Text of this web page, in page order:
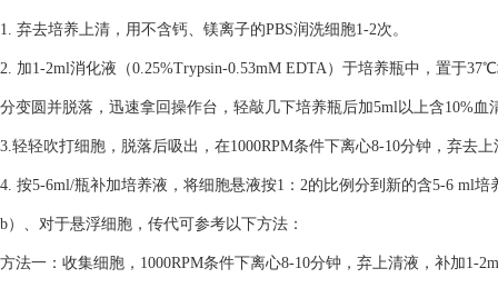
1. 弃去培养上清，用不含钙、镁离子的PBS润洗细胞1-2次。
2. 加1-2ml消化液（0.25%Trypsin-0.53mM EDTA）于培养瓶中，置于
分变圆并脱落，迅速拿回操作台，轻敲几下培养瓶后加5ml以上含10%血
3.轻轻吹打细胞，脱落后吸出，在1000RPM条件下离心8-10分钟，弃去
4. 按5-6ml/瓶补加培养液，将细胞悬液按1：2的比例分到新的含5-6 ml培
b）、对于悬浮细胞，传代可参考以下方法：
方法一：收集细胞，1000RPM条件下离心8-10分钟，弃上清液，补加1-